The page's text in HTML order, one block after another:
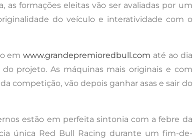
as formações eleitas vão ser avaliadas por um
do veículo e interatividade com o
emwww.grandepremioredbull.com até ao dia
projeto. As máquinas mais originais e com
competição, vão depois ganhar asas e sair do
estão em perfeita sintonia com a febre da
única Red Bull Racing durante um fim-de-